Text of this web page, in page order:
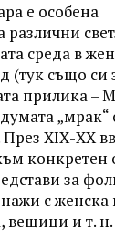
е особена
среда в
(тук също си
прилика –
„мрак“
ХІХ-ХХ
конкретен
за
с женска
вещици и т. н.